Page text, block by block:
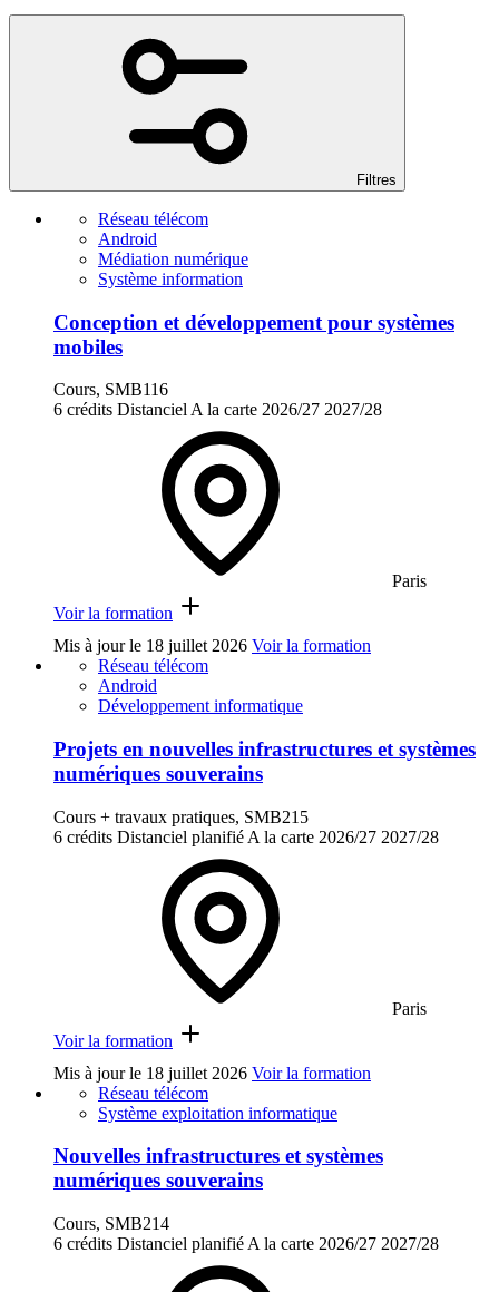
Filtres
Réseau télécom
Android
Médiation numérique
Système information
Conception et développement pour systèmes
mobiles
Cours, SMB116
6 crédits Distanciel A la carte 2026/27 2027/28
Paris
Voir la formation
Mis à jour le 18 juillet 2026 Voir la formation
Réseau télécom
Android
Développement informatique
Projets en nouvelles infrastructures et systèmes
numériques souverains
Cours + travaux pratiques, SMB215
6 crédits Distanciel planifié A la carte 2026/27 2027/28
Paris
Voir la formation
Mis à jour le 18 juillet 2026 Voir la formation
Réseau télécom
Système exploitation informatique
Nouvelles infrastructures et systèmes
numériques souverains
Cours, SMB214
6 crédits Distanciel planifié A la carte 2026/27 2027/28